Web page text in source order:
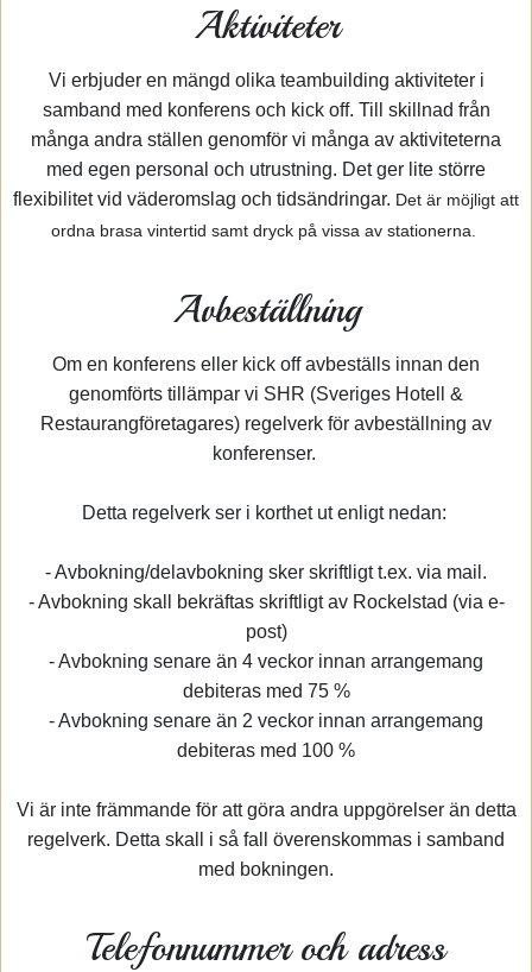
Aktiviteter
Vi erbjuder en mängd olika teambuilding aktiviteter i
samband med konferens och kick off. Till skillnad från
många andra ställen genomför vi många av aktiviteterna
med egen personal och utrustning. Det ger lite större
flexibilitet vid väderomslag och tidsändringar. Det är möjligt att
ordna brasa vintertid samt dryck på vissa av stationerna.
Avbeställning
Om en konferens eller kick off avbeställs innan den
genomförts tillämpar vi SHR (Sveriges Hotell &
Restaurangföretagares) regelverk för avbeställning av
konferenser.
Detta regelverk ser i korthet ut enligt nedan:
- Avbokning/delavbokning sker skriftligt t.ex. via mail.
- Avbokning skall bekräftas skriftligt av Rockelstad (via e-
post)
- Avbokning senare än 4 veckor innan arrangemang
debiteras med 75 %
- Avbokning senare än 2 veckor innan arrangemang
debiteras med 100 %
Vi är inte främmande för att göra andra uppgörelser än detta
regelverk. Detta skall i så fall överenskommas i samband
med bokningen.
Telefonnummer och adress